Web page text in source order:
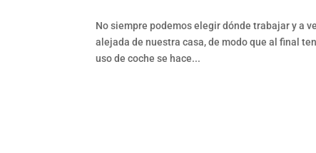
No siempre podemos elegir dónde trabajar y a
alejada de nuestra casa, de modo que al final
uso de coche se hace...